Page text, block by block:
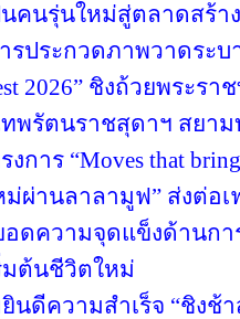
คนรุ่นใหม่สู่ตลาดสร้า
ประกวดภาพวาดระบ
2026” ชิงถ้วยพระ
ทพรัตนราชสุดาฯ สยา
การ “Moves that
ผ่านลาลามูฟ” ส่งต่อเ
ดความจุดแข็งด้านก
มต้นชีวิตใหม่
นดีความสำเร็จ “ชิงช้